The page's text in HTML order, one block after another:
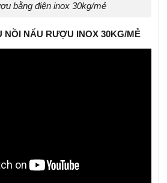
bằng điện inox 30kg/mẻ
NỒI NẤU RƯỢU INOX 30KG/MẺ